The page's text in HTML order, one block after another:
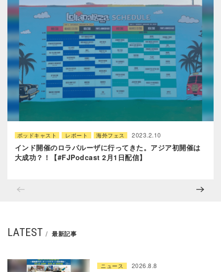
ポッドキャスト レポート 海外フェス 2023.2.10
インド開催のロラパルーザに行ってきた。アジア初開催は
大成功？！【#FJPodcast 2月1日配信】
LATEST 最新記事
ニュース 2026.8.8